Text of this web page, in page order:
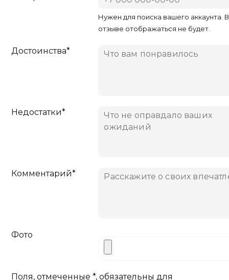
Нужен для поиска вашего аккаунта. В
отзыве отображаться не будет.
Достоинства*
Недостатки*
Комментарий*
Фото
Поля, отмеченные *, обязательны для